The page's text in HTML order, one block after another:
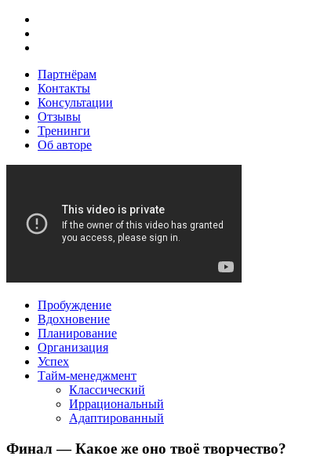
Skip
content
Партнёрам
Контакты
Консультации
Отзывы
Тренинги
Об авторе
Пробуждение
Вдохновение
Планирование
Организация
Успех
Тайм-менеджмент
Классический
Иррациональный
Адаптированный
Финал — Какое же оно твоё творчество?